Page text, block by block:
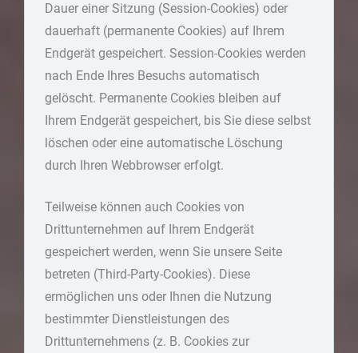
Dauer einer Sitzung (Session-Cookies) oder
dauerhaft (permanente Cookies) auf Ihrem
Endgerät gespeichert. Session-Cookies werden
nach Ende Ihres Besuchs automatisch
gelöscht. Permanente Cookies bleiben auf
Ihrem Endgerät gespeichert, bis Sie diese selbst
löschen oder eine automatische Löschung
durch Ihren Webbrowser erfolgt.
Teilweise können auch Cookies von
Drittunternehmen auf Ihrem Endgerät
gespeichert werden, wenn Sie unsere Seite
betreten (Third-Party-Cookies). Diese
ermöglichen uns oder Ihnen die Nutzung
bestimmter Dienstleistungen des
Drittunternehmens (z. B. Cookies zur